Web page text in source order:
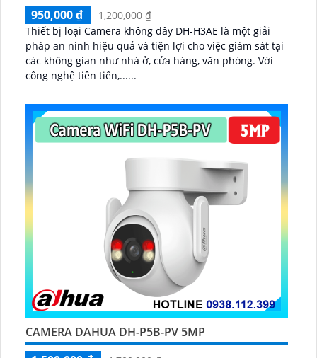
950,000 ₫
1,200,000 ₫
Thiết bị loại Camera không dây DH-H3AE là một giải
pháp an ninh hiệu quả và tiện lợi cho việc giám sát tại
các không gian như nhà ở, cửa hàng, văn phòng. Với
công nghệ tiên tiến,......
CAMERA DAHUA DH-P5B-PV 5MP